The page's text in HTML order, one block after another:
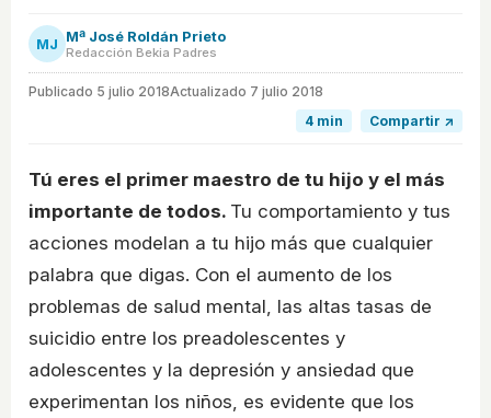
MJ Mª José Roldán Prieto
Redacción Bekia Padres
Publicado 5 julio 2018Actualizado 7 julio 2018
4 min
Compartir ↗
Tú eres el primer maestro de tu hijo y el más
importante de todos. Tu comportamiento y tus
acciones modelan a tu hijo más que cualquier
palabra que digas. Con el aumento de los
problemas de salud mental, las altas tasas de
suicidio entre los preadolescentes y
adolescentes y la depresión y ansiedad que
experimentan los niños, es evidente que los